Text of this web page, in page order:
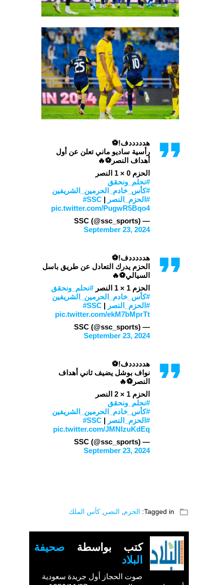
هدددددف!⚽
رأسية ساديو ماني تعلن عن أول
أهداف النصر⚽🔥
الحزم 0 × 1 النصر
#نحلم_ونحقق
#كأس_خادم_الحرمين_الشريفين
#الحزم_النصر | ⁦
#SSC
pic.twitter.com/PugwR5Bqo4
— SSC (@ssc_sports)
September 23, 2024
هدددددف!⚽
الحزم يدرك التعادل عن طريق باسل
السيالي⚽🔥
الحزم 1 × 1 النصر
#نحلم_ونحقق
#كأس_خادم_الحرمين_الشريفين
#الحزم_النصر | ⁦
#SSC
pic.twitter.com/ekM7bMprTt
— SSC (@ssc_sports)
September 23, 2024
هدددددف!⚽
نواف بوشل يضيف ثاني أهداف
النصر⚽🔥
الحزم 1 × 2 النصر
#نحلم_ونحقق
#كأس_خادم_الحرمين_الشريفين
#الحزم_النصر | ⁦
#SSC
pic.twitter.com/JMNIzuKdEq
— SSC (@ssc_sports)
September 23, 2024
folder_open
Tagged in: الحزم النصر كأس الملك
كتب بواسطة صحيفة
البلاد
صوت الحجاز أول جريدة سعودية